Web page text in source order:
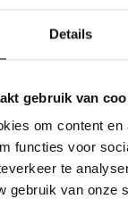
Details
gebruik van
om content en
functies voor
te
gebruik van onze
95 kWh